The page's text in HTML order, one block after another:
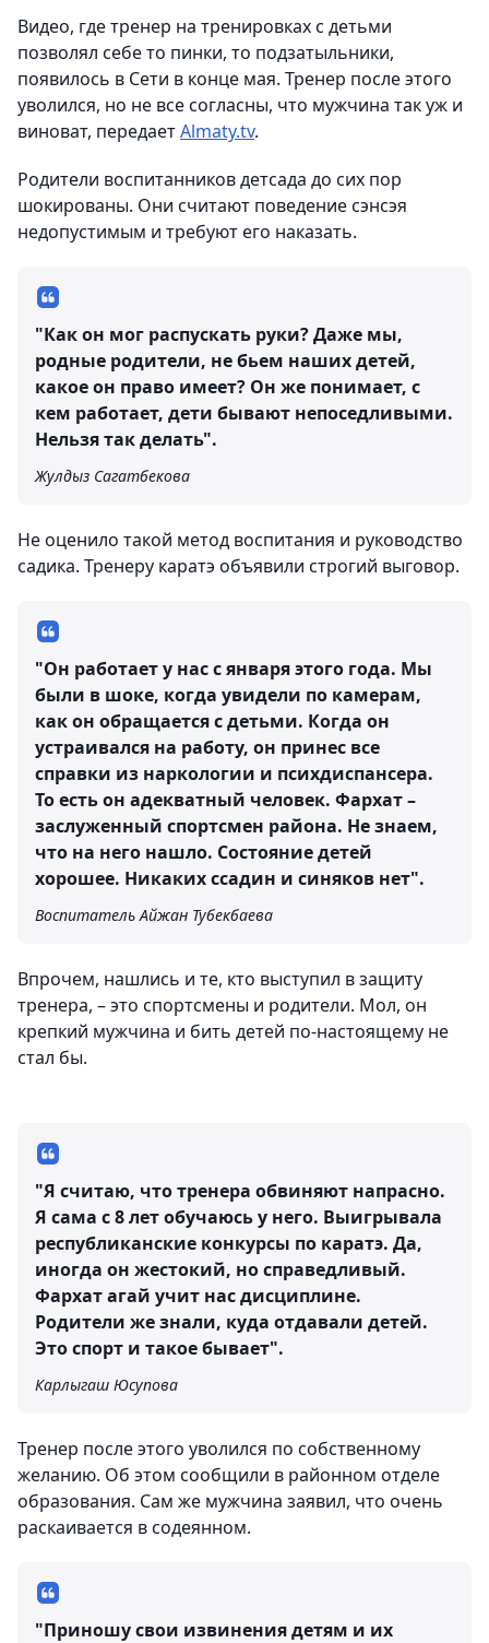
Видео, где тренер на тренировках с детьми
позволял себе то пинки, то подзатыльники,
появилось в Сети в конце мая. Тренер после этого
уволился, но не все согласны, что мужчина так уж и
виноват, передаетAlmaty.tv.
Родители воспитанников детсада до сих пор
шокированы. Они считают поведение сэнсэя
недопустимым и требуют его наказать.
"Как он мог распускать руки? Даже мы,
родные родители, не бьем наших детей,
какое он право имеет? Он же понимает, с
кем работает, дети бывают непоседливыми.
Нельзя так делать".
Жулдыз Сагатбекова
Не оценило такой метод воспитания и руководство
садика. Тренеру каратэ объявили строгий выговор.
"Он работает у нас с января этого года. Мы
были в шоке, когда увидели по камерам,
как он обращается с детьми. Когда он
устраивался на работу, он принес все
справки из наркологии и психдиспансера.
То есть он адекватный человек. Фархат –
заслуженный спортсмен района. Не знаем,
что на него нашло. Состояние детей
хорошее. Никаких ссадин и синяков нет".
Воспитатель Айжан Тубекбаева
Впрочем, нашлись и те, кто выступил в защиту
тренера, – это спортсмены и родители. Мол, он
крепкий мужчина и бить детей по-настоящему не
стал бы.
"Я считаю, что тренера обвиняют напрасно.
Я сама с 8 лет обучаюсь у него. Выигрывала
республиканские конкурсы по каратэ. Да,
иногда он жестокий, но справедливый.
Фархат агай учит нас дисциплине.
Родители же знали, куда отдавали детей.
Это спорт и такое бывает".
Карлыгаш Юсупова
Тренер после этого уволился по собственному
желанию. Об этом сообщили в районном отделе
образования. Сам же мужчина заявил, что очень
раскаивается в содеянном.
"Приношу свои извинения детям и их